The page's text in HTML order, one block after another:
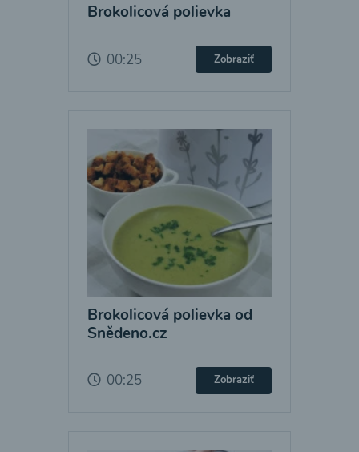
Brokolicová polievka
00:25 Zobraziť
Brokolicová polievka od
Snědeno.cz
00:25 Zobraziť